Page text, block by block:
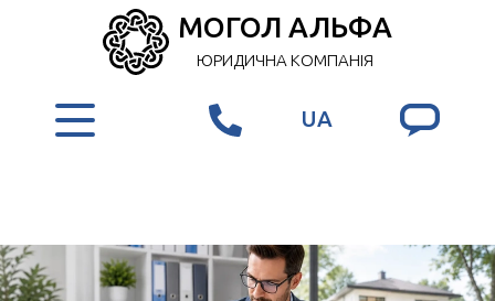
МОГОЛ АЛЬФА
ЮРИДИЧНА КОМПАНІЯ
UA